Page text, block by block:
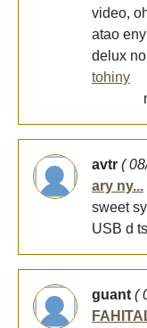
video,
atao
delux
tohiny
avtr (
ary ny...
sweet
USB d
guant (